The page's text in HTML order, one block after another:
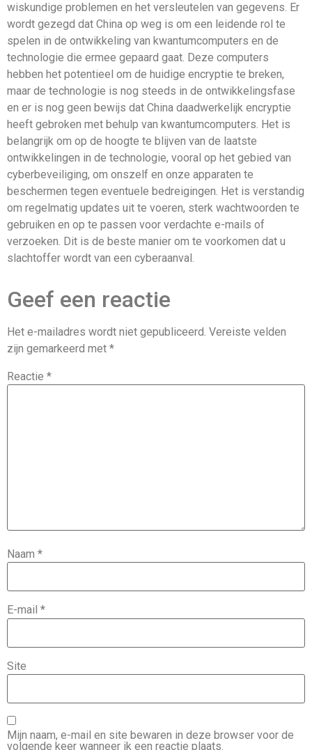
wiskundige problemen en het versleutelen van gegevens. Er
wordt gezegd dat China op weg is om een ​​leidende rol te
spelen in de ontwikkeling van kwantumcomputers en de
technologie die ermee gepaard gaat. Deze computers
hebben het potentieel om de huidige encryptie te breken,
maar de technologie is nog steeds in de ontwikkelingsfase
en er is nog geen bewijs dat China daadwerkelijk encryptie
heeft gebroken met behulp van kwantumcomputers. Het is
belangrijk om op de hoogte te blijven van de laatste
ontwikkelingen in de technologie, vooral op het gebied van
cyberbeveiliging, om onszelf en onze apparaten te
beschermen tegen eventuele bedreigingen. Het is verstandig
om regelmatig updates uit te voeren, sterk wachtwoorden te
gebruiken en op te passen voor verdachte e-mails of
verzoeken. Dit is de beste manier om te voorkomen dat u
slachtoffer wordt van een cyberaanval.
Geef een reactie
Het e-mailadres wordt niet gepubliceerd. Vereiste velden
zijn gemarkeerd met *
Reactie *
Naam *
E-mail *
Site
Mijn naam, e-mail en site bewaren in deze browser voor de
volgende keer wanneer ik een reactie plaats.